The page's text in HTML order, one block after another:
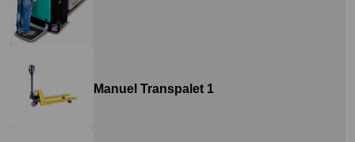
Manuel Transpalet 1